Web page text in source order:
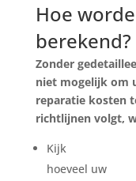
Hoe
berekend?
Zonder
niet mogelijk om
reparatie kosten
richtlijnen volgt,
Kijk
hoeveel uw